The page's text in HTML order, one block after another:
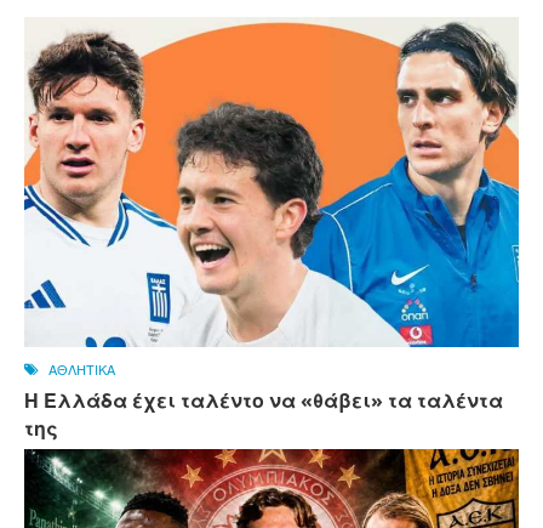
ΑΘΛΗΤΙΚΑ
Η Ελλάδα έχει ταλέντο να «θάβει» τα ταλέντα
της